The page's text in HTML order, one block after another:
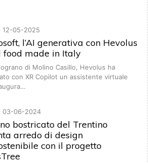
12-05-2025
l’AI generativa con Hevolus
food made in Italy
di Molino Casillo, Hevolus ha
con XR Copilot un assistente virtuale
03-06-2024
bostricato del Trentino
arredo di design
con il progetto